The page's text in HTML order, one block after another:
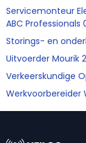
Servicemonteur
ABC
Storings- en
Uitvoerder Mourik
Verkeerskundige
Werkvoorbereider